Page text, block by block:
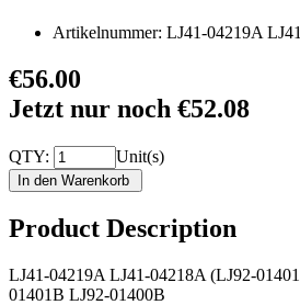
Artikelnummer: LJ41-04219A
€56.00
Jetzt nur noch €52.08
QTY: Unit(s)
Product Description
LJ41-04219A LJ41-04218A (LJ92-
01401B LJ92-01400B